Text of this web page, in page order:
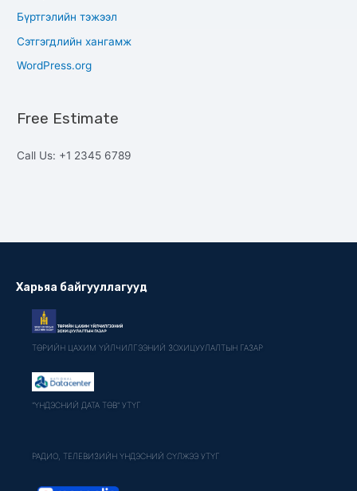
Бүртгэлийн тэжээл
Сэтгэгдлийн хангамж
WordPress.org
Free Estimate
Call Us: +1 2345 6789
Харьяа байгууллагууд
ТӨРИЙН ЦАХИМ ҮЙЛЧИЛГЭЭНИЙ ЗОХИЦУУЛАЛТЫН ГАЗАР
"ҮНДЭСНИЙ ДАТА ТӨВ" УТҮГ
РАДИО, ТЕЛЕВИЗИЙН ҮНДЭСНИЙ СҮЛЖЭЭ УТҮГ